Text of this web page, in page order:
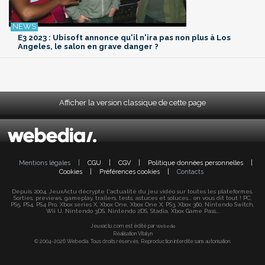
E3 2023 : Ubisoft annonce qu'il n'ira pas non plus à Los
Angeles, le salon en grave danger ?
Afficher la version classique de cette page
Mentions légales CGU CGV Politique données personnelles
Cookies
Préférences cookies Contacts
Depuis 2004, JeuxActu décrypte l'actualité du jeu vidéo sur toutes les plateformes.
Sorties, previews, gameplay, trailers, tests, astuces et soluces... on vous dit tout ! PC,
PS5, PS4, PS4 Pro, Xbox series X, Xbox One, Xbox One X, PS3, Xbox 360, Nintendo Switch,
Wii U, Nintendo 3DS, Nintendo 2DS, Stadia, Xbox Game Pass...
Jeuxactu.com est édité par Webedia
Réalisation Vitalyn
© 2004-2026 Webedia. Tous droits réservés. Reproduction interdite sans autorisation.